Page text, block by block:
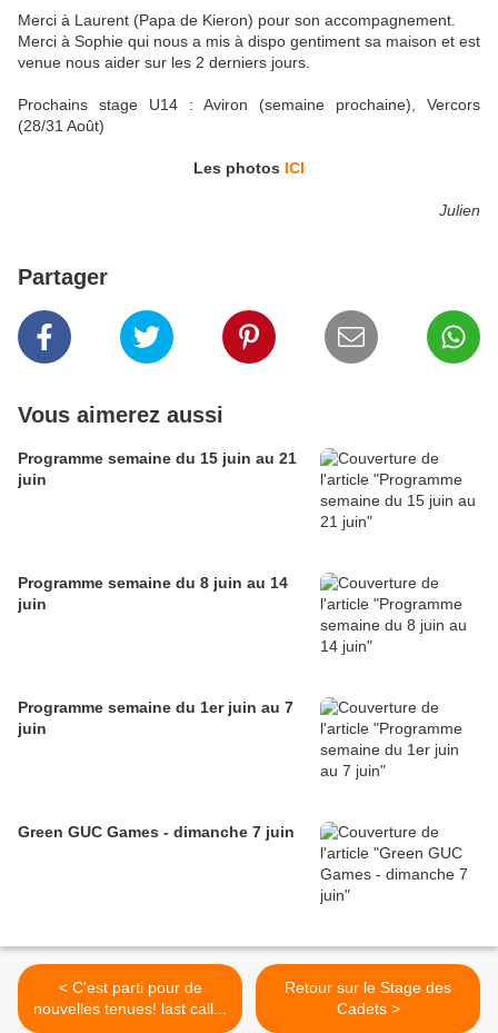
Merci à Laurent (Papa de Kieron) pour son accompagnement.
Merci à Sophie qui nous a mis à dispo gentiment sa maison et est
venue nous aider sur les 2 derniers jours.
Prochains stage U14 : Aviron (semaine prochaine), Vercors
(28/31 Août)
Les photos ICI
Julien
Partager
Vous aimerez aussi
Programme semaine du 15 juin au 21
juin
Programme semaine du 8 juin au 14
juin
Programme semaine du 1er juin au 7
juin
Green GUC Games - dimanche 7 juin
< C'est parti pour de
nouvelles tenues! last call...
Retour sur le Stage des
Cadets >